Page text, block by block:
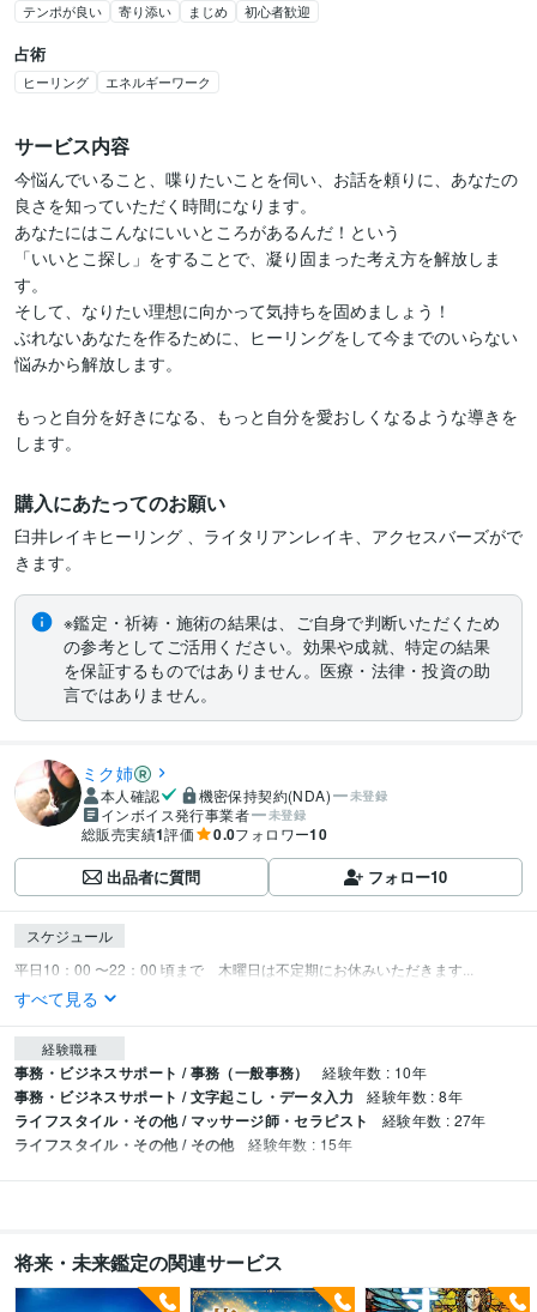
テンポが良い 寄り添い まじめ 初心者歓迎
占術
ヒーリング エネルギーワーク
サービス内容
今悩んでいること、喋りたいことを伺い、お話を頼りに、あなたの
良さを知っていただく時間になります。
あなたにはこんなにいいところがあるんだ！という
「いいとこ探し」をすることで、凝り固まった考え方を解放しま
す。
そして、なりたい理想に向かって気持ちを固めましょう！
ぶれないあなたを作るために、ヒーリングをして今までのいらない
悩みから解放します。
もっと自分を好きになる、もっと自分を愛おしくなるような導きを
します。
購入にあたってのお願い
臼井レイキヒーリング 、ライタリアンレイキ、アクセスバーズがで
※鑑定・祈祷・施術の結果は、ご自身で判断いただくため
の参考としてご活用ください。効果や成就、特定の結果
を保証するものではありません。医療・法律・投資の助
言ではありません。
ミク姉
本人確認 機密保持契約(NDA) 未登録
インボイス発行事業者 未登録
総販売実績1評価 0.0フォロワー10
出品者に質問 フォロー10
スケジュール
平日10：00 〜22：00 頃まで　木曜日は不定期にお休みいただきます...
すべて見る
経験職種
事務・ビジネスサポート / 事務（一般事務） 経験年数 : 10年
事務・ビジネスサポート / 文字起こし・データ入力 経験年数 : 8年
ライフスタイル・その他 / マッサージ師・セラピスト 経験年数 : 27年
ライフスタイル・その他 / その他 経験年数 : 15年
将来・未来鑑定の関連サービス